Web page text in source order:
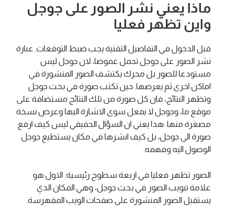
ماذا يعني نشر الصور على جوجل
واين تظهر فعليا
قبل الدخول في التفاصيل التقنية يجب ضبط التوقعات. عبارة
نشر الصور على جوجل تحمل غموضا، لان جوجل ليس
مستودعا للصور بل محرك يكتشف الصور المنشورة في
اماكن اخرى ثم يعرضها. حين تكتب صورة في بحث جوجل
وتظهر النتائج، فان كل صورة من تلك النتائج مستضافة على
موقع ما، وجوجل لا يفعل سوى الاشارة اليها وعرض نسخة
مصغرة منها. هذا يعني ان السؤال الحقيقي ليس كيف ارفع
صورة الى جوجل، بل كيف انشرها في مكان يستطيع جوجل
الوصول اليه وفهمه.
الصور تظهر فعليا في اربعة سطوح رئيسية. الاول هو
علامة تبويب الصور في بحث جوجل، وهي المكان الذي
يستقبل الصور المنشورة على صفحات الويب المفهرسة.